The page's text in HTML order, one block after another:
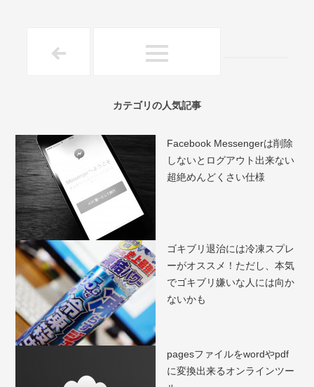
カテゴリの人気記事
Facebook Messengerは削除
しないとログアウト出来ない
超絶めんどくさい仕様
ゴキブリ退治には冷凍スプレ
ーがオススメ！ただし、本気
でゴキブリ嫌いな人には向か
ないかも
pagesファイルをwordやpdf
に変換出来るオンラインツー